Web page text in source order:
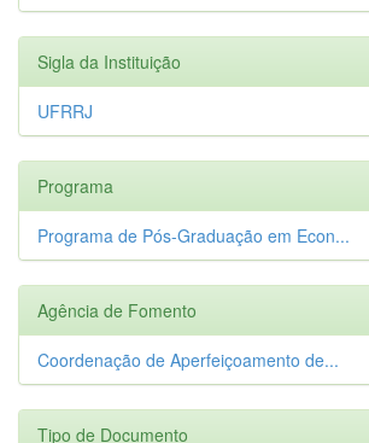
Sigla da Instituição
UFRRJ
Programa
Programa de Pós-Graduação em Econ...
Agência de Fomento
Coordenação de Aperfeiçoamento de...
Tipo de Documento